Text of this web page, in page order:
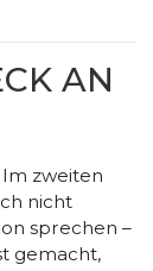
AN
zweiten
nicht
sprechen –
gemacht,